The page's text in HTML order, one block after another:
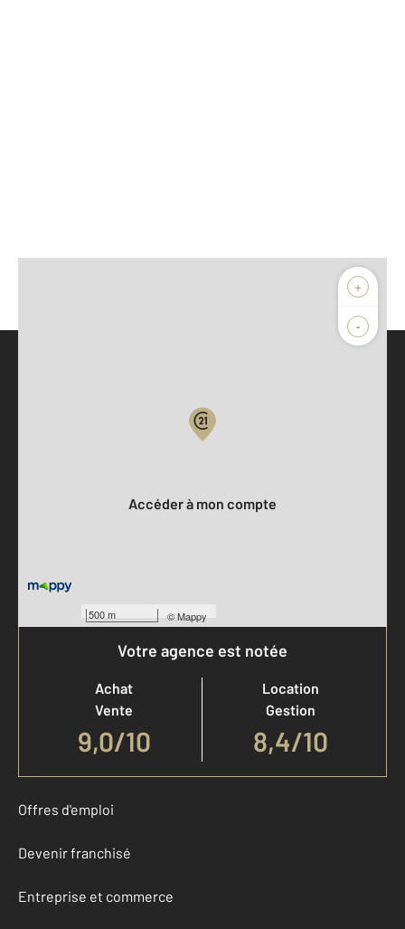
+
-
500 m ©Mappy
Accéder à mon compte
Votre agence est notée
Achat
Vente
9,0/10
Location
Gestion
8,4/10
Offres d'emploi
Devenir franchisé
Entreprise et commerce